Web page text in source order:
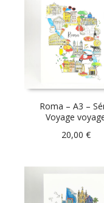
Roma – A3 –
Voyage
20,00 €